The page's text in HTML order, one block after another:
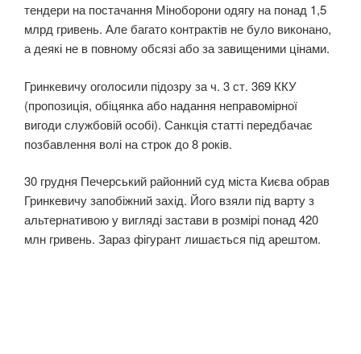
тендери на постачання Міноборони одягу на понад 1,5
млрд гривень. Але багато контрактів не було виконано,
а деякі не в повному обсязі або за завищеними цінами.
Гринкевичу оголосили підозру за ч. 3 ст. 369 ККУ
(пропозиція, обіцянка або надання неправомірної
вигоди службовій особі). Санкція статті передбачає
позбавлення волі на строк до 8 років.
30 грудня Печерський районний суд міста Києва обрав
Гринкевичу запобіжний захід. Його взяли під варту з
альтернативою у вигляді застави в розмірі понад 420
млн гривень. Зараз фігурант лишається під арештом.